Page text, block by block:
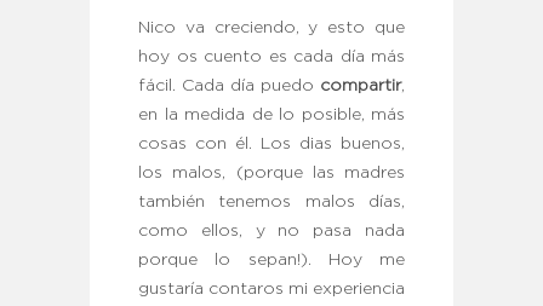
Nico va creciendo, y esto que
hoy os cuento es cada día más
fácil. Cada día puedo compartir,
en la medida de lo posible, más
cosas con él. Los dias buenos,
los malos, (porque las madres
también tenemos malos días,
como ellos, y no pasa nada
porque lo sepan!). Hoy me
gustaría contaros mi experiencia